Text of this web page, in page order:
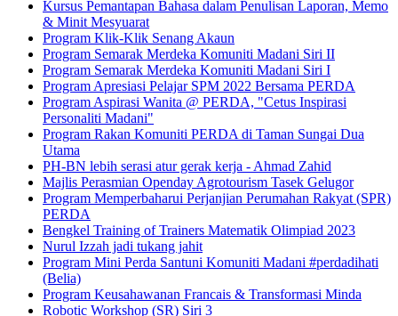
Kursus Pemantapan Bahasa dalam Penulisan Laporan, Memo
& Minit Mesyuarat
Program Klik-Klik Senang Akaun
Program Semarak Merdeka Komuniti Madani Siri II
Program Semarak Merdeka Komuniti Madani Siri I
Program Apresiasi Pelajar SPM 2022 Bersama PERDA
Program Aspirasi Wanita @ PERDA, "Cetus Inspirasi
Personaliti Madani"
Program Rakan Komuniti PERDA di Taman Sungai Dua
Utama
PH-BN lebih serasi atur gerak kerja - Ahmad Zahid
Majlis Perasmian Openday Agrotourism Tasek Gelugor
Program Memperbaharui Perjanjian Perumahan Rakyat (SPR)
PERDA
Bengkel Training of Trainers Matematik Olimpiad 2023
Nurul Izzah jadi tukang jahit
Program Mini Perda Santuni Komuniti Madani #perdadihati
(Belia)
Program Keusahawanan Francais & Transformasi Minda
Robotic Workshop (SR) Siri 3